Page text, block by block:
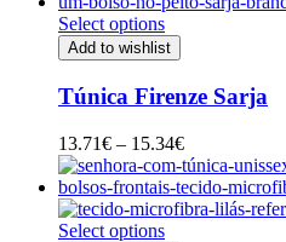
Select options
Add to wishlist
Túnica Firenze Sarja
13.71€ – 15.34€Price
range:
13.71€
through
Select options